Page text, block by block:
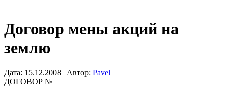
Договор мены акций на
землю
Дата: 15.12.2008 | Автор: Pavel
ДОГОВОР № ___